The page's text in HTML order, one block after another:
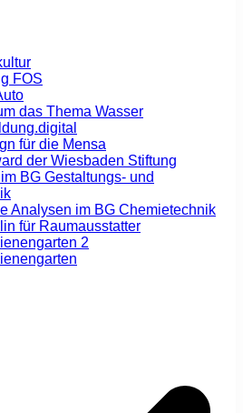
FOS
das Thema Wasser
für die Mensa
der Wiesbaden Stiftung
BG Gestaltungs- und
Analysen im BG Chemietechnik
für Raumausstatter
2